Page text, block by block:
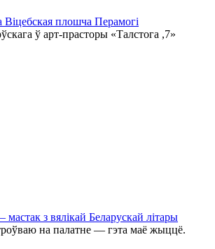
Віцебская плошча Перамогі
ў арт-прасторы «Талстога ,7»
з вялікай Беларускай літары
на палатне — гэта маё жыццё.